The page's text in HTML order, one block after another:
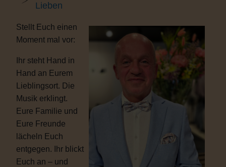
Lieben
Stellt Euch einen
Moment mal vor:
Ihr steht Hand in
Hand an Eurem
Lieblingsort. Die
Musik erklingt.
Eure Familie und
Eure Freunde
lächeln Euch
entgegen. Ihr blickt
Euch an – und